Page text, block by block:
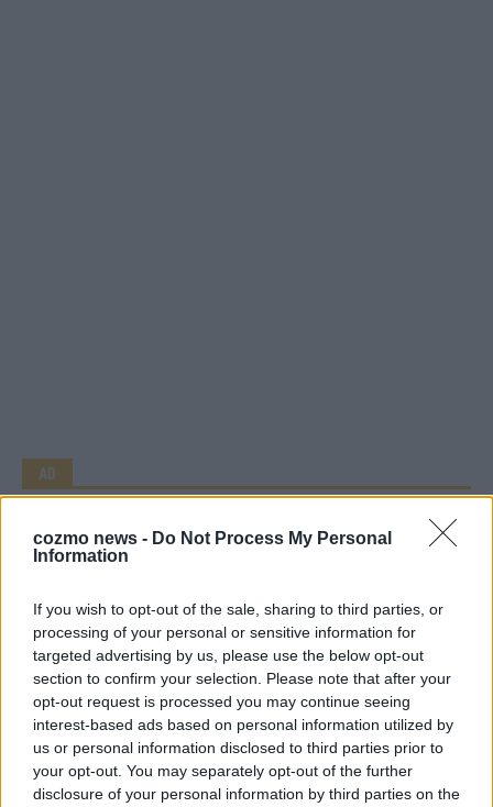
cozmo news - Do Not Process My Personal
Information
If you wish to opt-out of the sale, sharing to third parties, or
processing of your personal or sensitive information for
targeted advertising by us, please use the below opt-out
section to confirm your selection. Please note that after your
opt-out request is processed you may continue seeing
interest-based ads based on personal information utilized by
us or personal information disclosed to third parties prior to
your opt-out. You may separately opt-out of the further
disclosure of your personal information by third parties on the
AD